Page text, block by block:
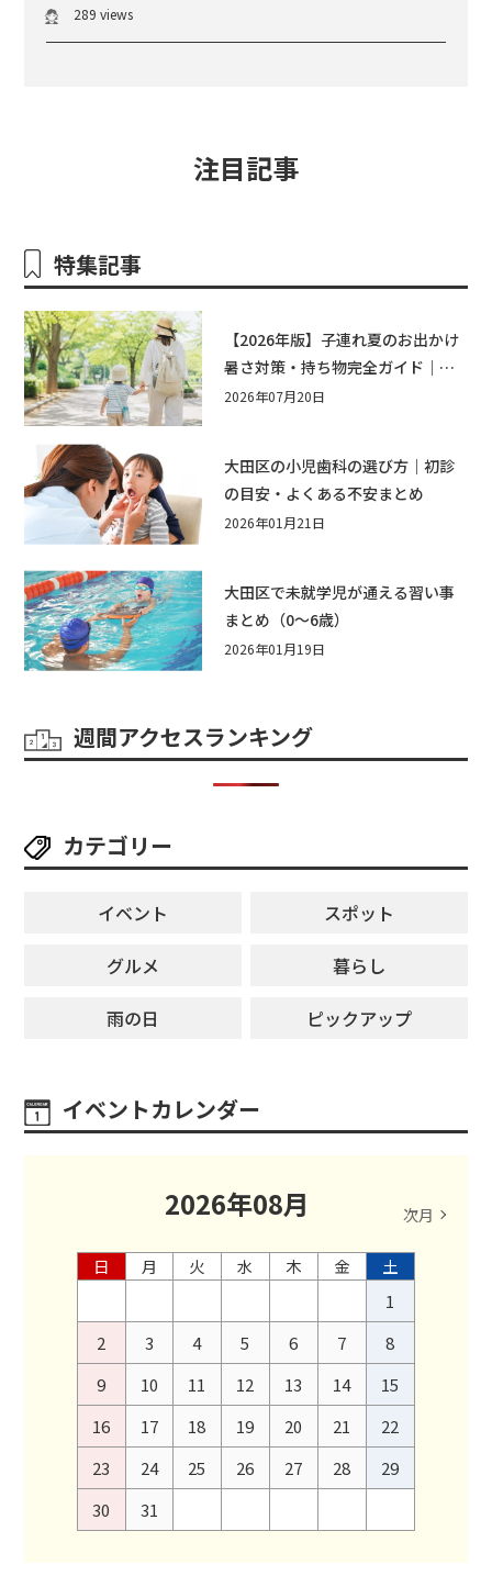
289 views
注目記事
特集記事
【2026年版】子連れ夏のお出かけ
暑さ対策・持ち物完全ガイド｜水
遊び・公園・夏祭りで本当に役立
2026年07月20日
大田区の小児歯科の選び方｜初診
の目安・よくある不安まとめ
2026年01月21日
大田区で未就学児が通える習い事
まとめ（0〜6歳）
2026年01月19日
週間アクセスランキング
カテゴリー
イベント
スポット
グルメ
暮らし
雨の日
ピックアップ
イベントカレンダー
2026年08月 次月
日 月 火 水 木 金
土
1
2
3 4 5 6 7
8
9
10 11 12 13 14
15
16
17 18 19 20 21
22
23
24 25 26 27 28
29
30
31